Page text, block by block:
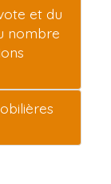
et du
nombre